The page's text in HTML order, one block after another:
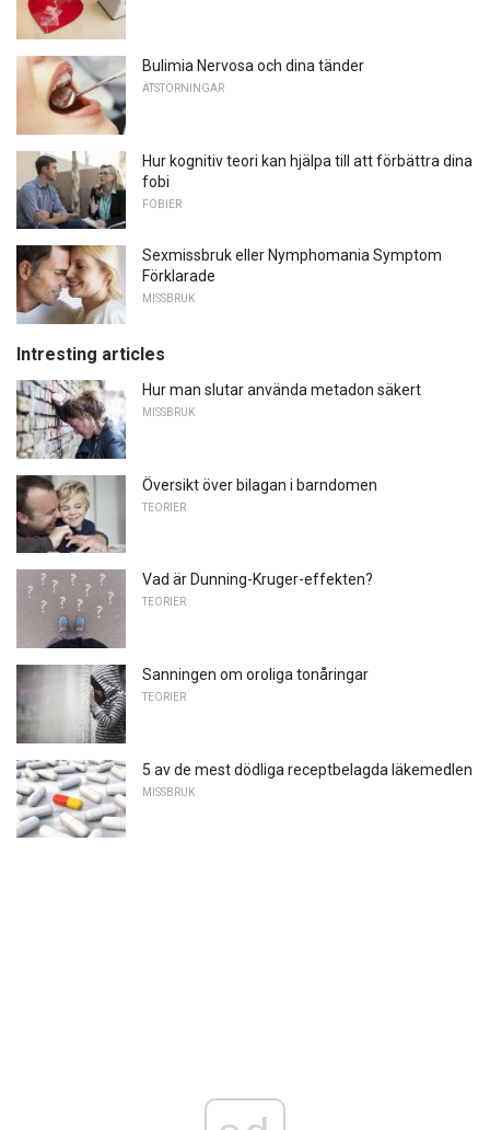
Bulimia Nervosa och dina tänder
ÄTSTÖRNINGAR
Hur kognitiv teori kan hjälpa till att förbättra dina
fobi
FOBIER
Sexmissbruk eller Nymphomania Symptom
Förklarade
MISSBRUK
Intresting articles
Hur man slutar använda metadon säkert
MISSBRUK
Översikt över bilagan i barndomen
TEORIER
Vad är Dunning-Kruger-effekten?
TEORIER
Sanningen om oroliga tonåringar
TEORIER
5 av de mest dödliga receptbelagda läkemedlen
MISSBRUK